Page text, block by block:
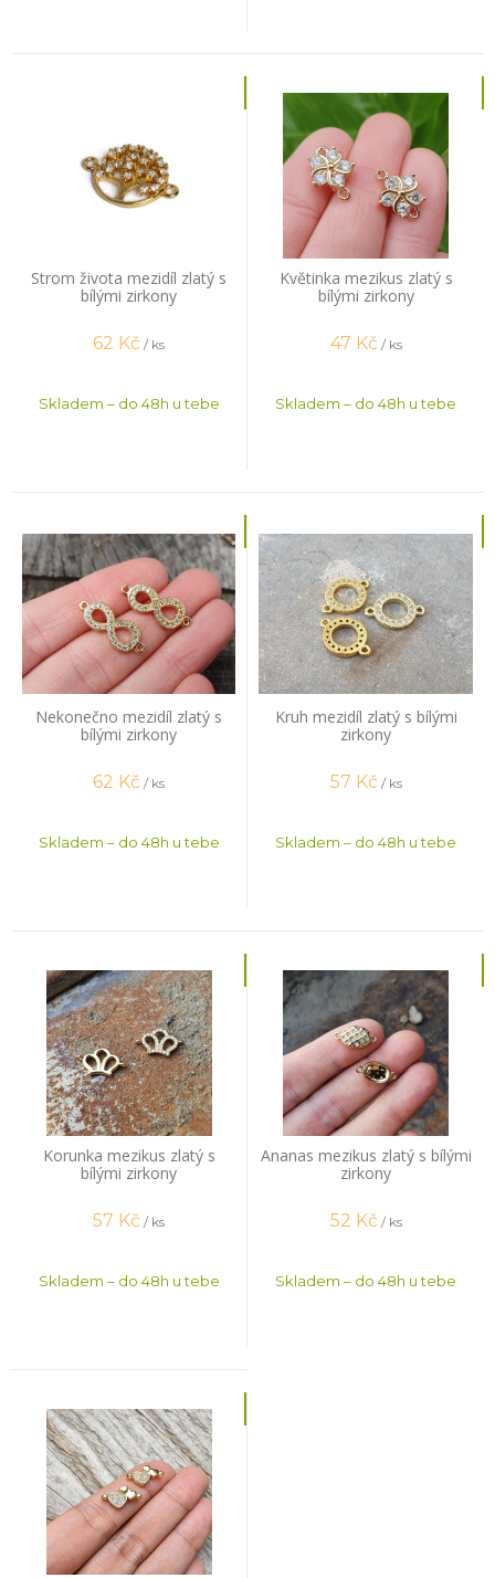
Strom života mezidíl zlatý s
bílými zirkony
62 Kč / ks
Skladem – do 48h u tebe
Květinka mezikus zlatý s
bílými zirkony
47 Kč / ks
Skladem – do 48h u tebe
Nekonečno mezidíl zlatý s
bílými zirkony
62 Kč / ks
Skladem – do 48h u tebe
Kruh mezidíl zlatý s bílými
zirkony
57 Kč / ks
Skladem – do 48h u tebe
Korunka mezikus zlatý s
bílými zirkony
57 Kč / ks
Skladem – do 48h u tebe
Ananas mezikus zlatý s bílými
zirkony
52 Kč / ks
Skladem – do 48h u tebe